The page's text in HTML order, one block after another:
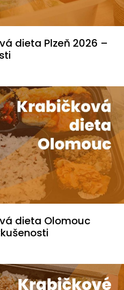
dieta Plzeň 2026 –
dieta Olomouc